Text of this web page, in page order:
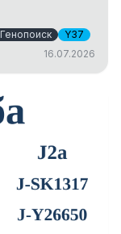
Генопоиск
Y37
16.07.2026